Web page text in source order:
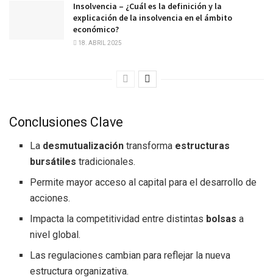
Insolvencia – ¿Cuál es la definición y la
explicación de la insolvencia en el ámbito
económico?
18. ABRIL 2025
Conclusiones Clave
La desmutualización transforma estructuras
bursátiles tradicionales.
Permite mayor acceso al capital para el desarrollo de
acciones.
Impacta la competitividad entre distintas bolsas a
nivel global.
Las regulaciones cambian para reflejar la nueva
estructura organizativa.